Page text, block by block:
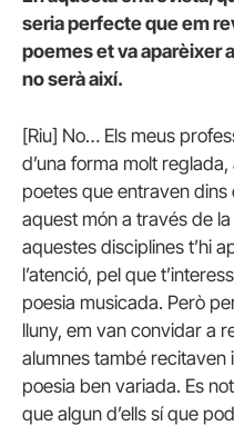
seria perfecte que em
poemes et va aparèixer
no serà així.
[Riu] No… Els meus
d’una forma molt
poetes que entraven
aquest món a través de
aquestes disciplines t’hi
l’atenció, pel que
poesia musicada. Però
lluny, em van convidar a
alumnes també recitaven
poesia ben variada. Es
que algun d’ells sí que